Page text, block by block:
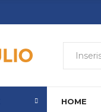
HOME